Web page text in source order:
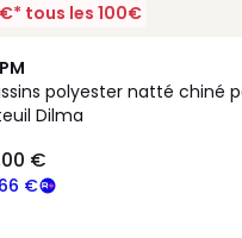
tous les 100€
polyester natté chiné
Dilma
€
€